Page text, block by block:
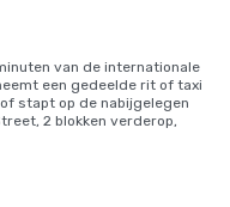
van de internationale
een gedeelde rit of taxi
stapt op de nabijgelegen
2 blokken verderop,